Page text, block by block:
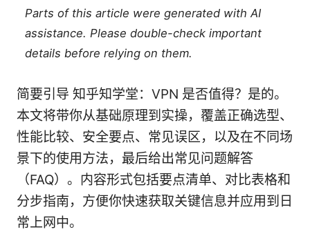
Parts of this article were generated with AI
assistance. Please double-check important
details before relying on them.
简要引导 知乎知学堂：VPN 是否值得？是的。
本文将带你从基础原理到实操，覆盖正确选型、
性能比较、安全要点、常见误区，以及在不同场
景下的使用方法，最后给出常见问题解答
（FAQ）。内容形式包括要点清单、对比表格和
分步指南，方便你快速获取关键信息并应用到日
常上网中。